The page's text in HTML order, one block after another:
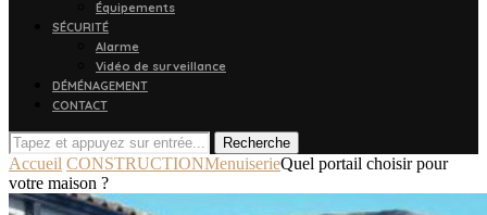
Équipements
SÉCURITÉ
Alarme
Vidéo de surveillance
DÉMÉNAGEMENT
CONTACT
Recherche
Accueil CONSTRUCTIONMenuiserieQuel portail choisir pour
votre maison ?